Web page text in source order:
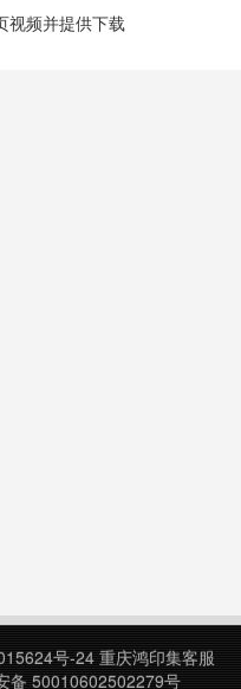
视频并提供下载
号-24重庆鸿印集客服
备 50010602502279号